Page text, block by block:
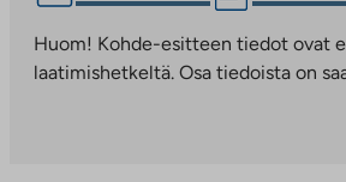
palveluun.
Huom! Kohde-esitteen tiedot ovat
laatimishetkeltä. Osa tiedoista on